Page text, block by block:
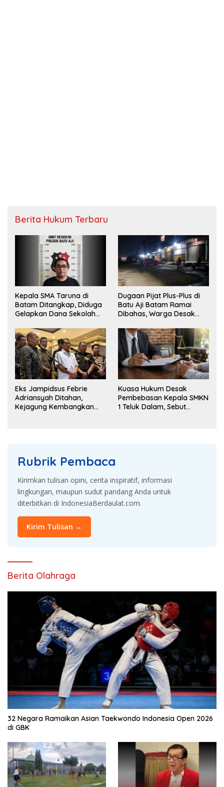
Berita Hukum Terbaru
Kepala SMA Taruna di
Batam Ditangkap, Diduga
Gelapkan Dana Sekolah
Dugaan Pijat Plus-Plus di
Batu Aji Batam Ramai
Dibahas, Warga Desak
Eks Jampidsus Febrie
Adriansyah Ditahan,
Kejagung Kembangkan
Kuasa Hukum Desak
Pembebasan Kepala SMKN
1 Teluk Dalam, Sebut
Rubrik Pembaca
Kirimkan tulisan opini, cerita inspiratif, informasi
lingkungan, maupun sudut pandang Anda untuk
diterbitkan di IndonesiaBerdaulat.com.
Kirim Tulisan →
Berita Olahraga
32 Negara Ramaikan Asian Taekwondo Indonesia Open 2026
di GBK